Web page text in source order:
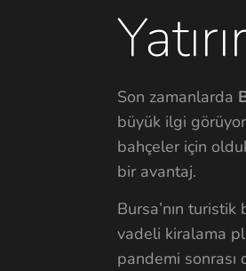
Son zamanlarda
büyük ilgi
bahçeler için
bir avantaj.
Bursa’nın
vadeli kiralama
pandemi